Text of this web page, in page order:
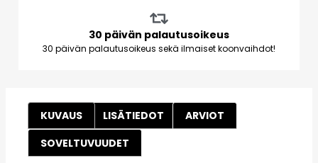
30 päivän palautusoikeus
30 päivän palautusoikeus sekä ilmaiset koonvaihdot!
KUVAUS LISÄTIEDOT
ARVIOT
SOVELTUVUUDET